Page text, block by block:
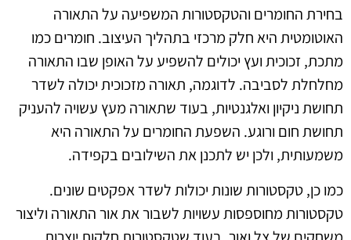
בחירת החומרים והטקסטורות המשפיעה על התאורה
האוטומטית היא חלק מרכזי בתהליך העיצוב. חומרים כמו
מתכת, זכוכית ועץ יכולים להשפיע על האופן שבו התאורה
מחלחלת לסביבה. לדוגמה, תאורה מזכוכית יכולה לשדר
תחושת ניקיון ואלגנטיות, בעוד שתאורה מעץ עשויה להעניק
תחושת חום ורוגע. השפעת החומרים על התאורה היא
משמעותית, ולכן יש לתכנן את השילובים בקפידה.
כמו כן, טקסטורות שונות יכולות לשדר אפקטים שונים.
טקסטורות מחוספסות עשויות לשבור את אור התאורה וליצור